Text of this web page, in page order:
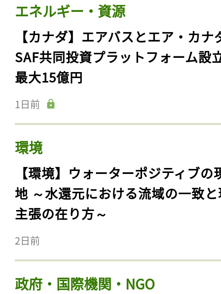
エネルギー・資源
【カナダ】エアバスとエア・カナ
SAF共同投資プラットフォーム設
最大15億円
1日前
環境
【環境】ウォーターポジティブの
地 ～水還元における流域の一致
主張の在り方～
2日前
政府・国際機関・NGO